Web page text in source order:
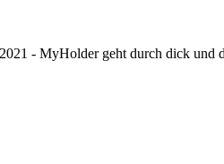
- MyHolder geht durch dick und